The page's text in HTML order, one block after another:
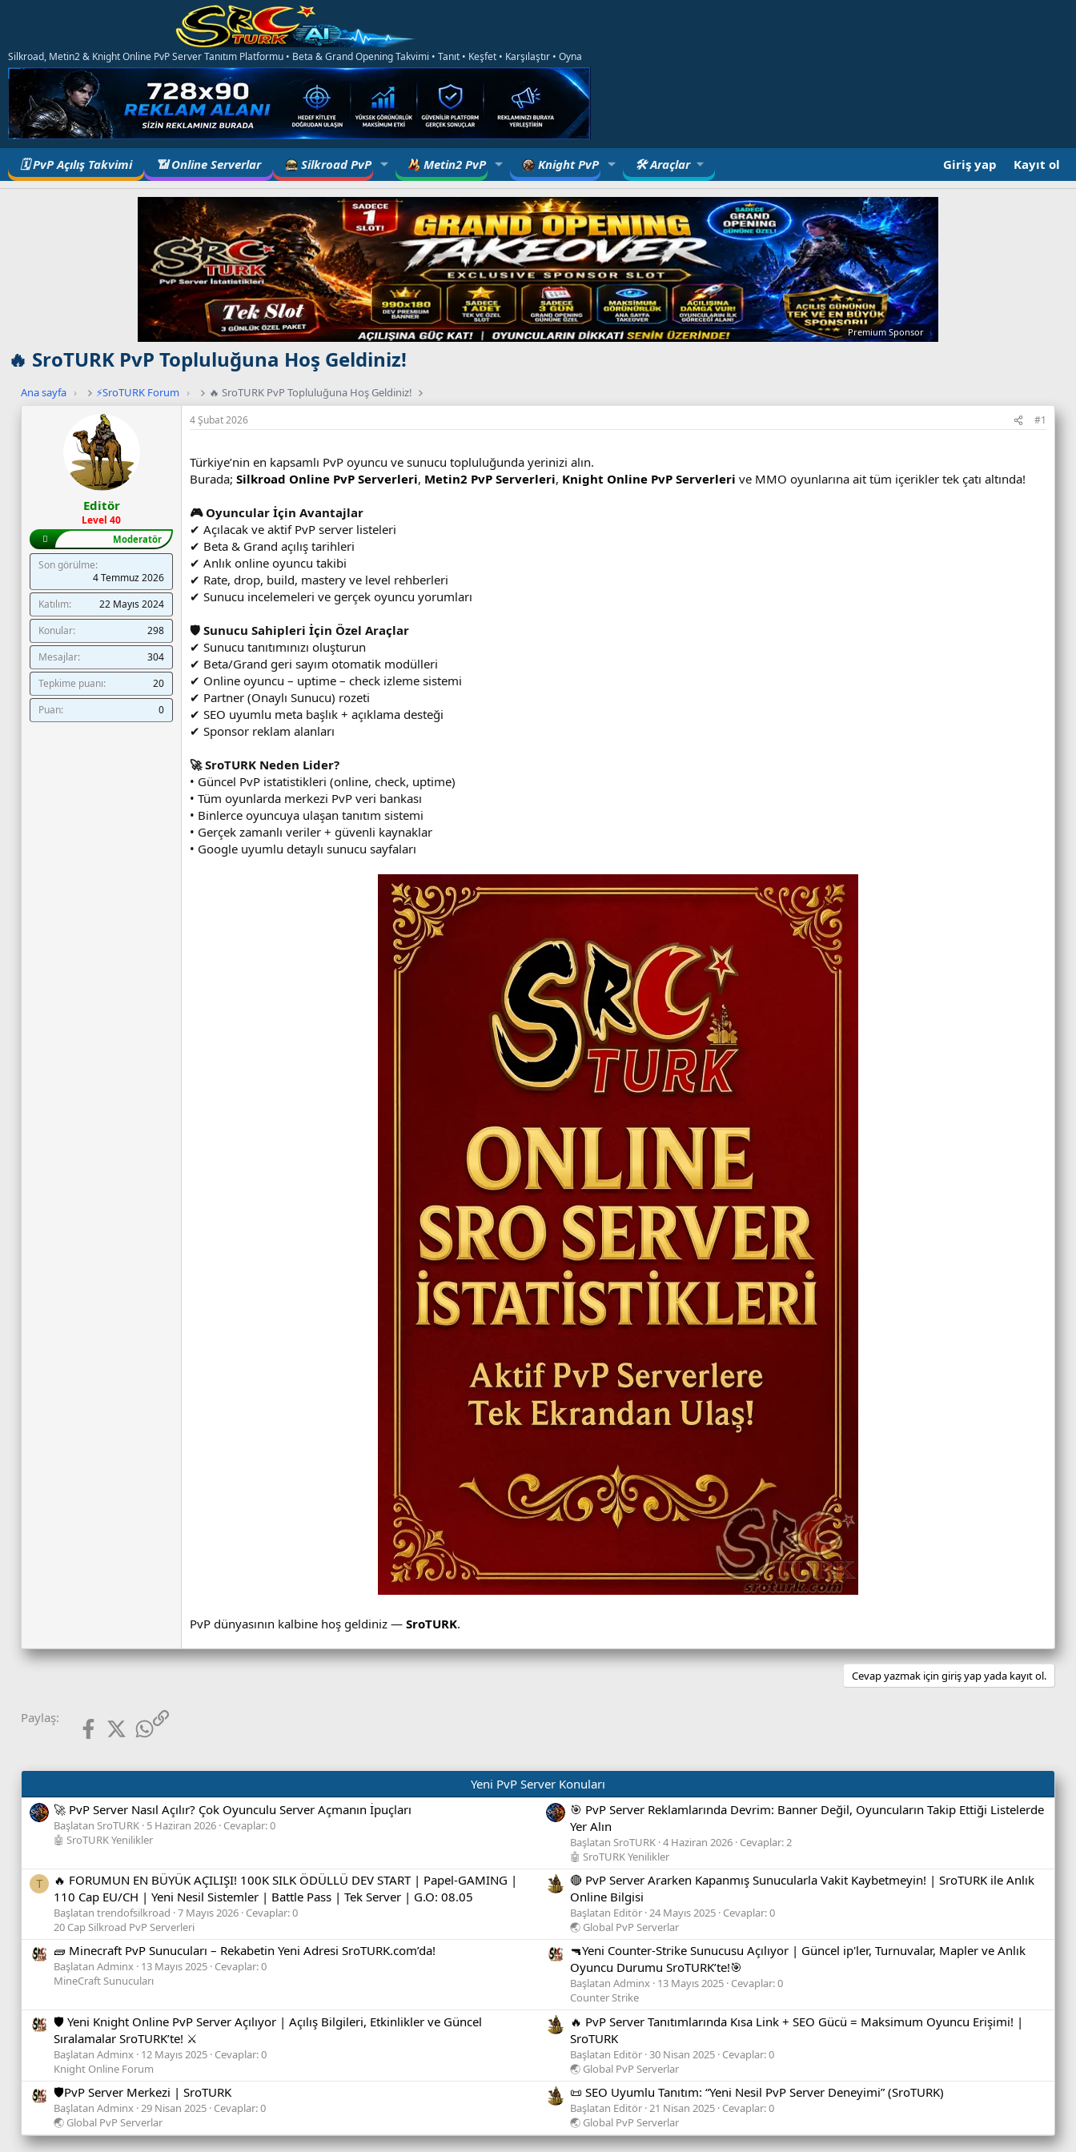
Silkroad, Metin2 & Knight Online PvP Server Tanıtım Platformu • Beta & Grand Opening Takvimi • Tanıt • Keşfet • Karşılaştır • Oyna
🗓️ PvP Açılış Takvimi 📶 Online Serverlar Silkroad PvP Metin2 PvP Knight PvP 🛠 Araçlar Giriş yap Kayıt ol
Premium Sponsor
🔥 SroTURK PvP Topluluğuna Hoş Geldiniz!
Ana sayfa › ⚡SroTURK Forum › 🔥 SroTURK PvP Topluluğuna Hoş Geldiniz!
Editör
Level 40
Moderatör
Son görülme
4 Temmuz 2026
Katılım
22 Mayıs 2024
Konular
298
Mesajlar
304
Tepkime puanı
20
Puan
0
4 Şubat 2026 #1
Türkiye’nin en kapsamlı PvP oyuncu ve sunucu topluluğunda yerinizi alın.
Burada; Silkroad Online PvP Serverleri, Metin2 PvP Serverleri, Knight Online PvP Serverleri ve MMO oyunlarına ait tüm içerikler tek çatı altında!
🎮 Oyuncular İçin Avantajlar
✔ Açılacak ve aktif PvP server listeleri
✔ Beta & Grand açılış tarihleri
✔ Anlık online oyuncu takibi
✔ Rate, drop, build, mastery ve level rehberleri
✔ Sunucu incelemeleri ve gerçek oyuncu yorumları
🛡️ Sunucu Sahipleri İçin Özel Araçlar
✔ Sunucu tanıtımınızı oluşturun
✔ Beta/Grand geri sayım otomatik modülleri
✔ Online oyuncu – uptime – check izleme sistemi
✔ Partner (Onaylı Sunucu) rozeti
✔ SEO uyumlu meta başlık + açıklama desteği
✔ Sponsor reklam alanları
🚀 SroTURK Neden Lider?
• Güncel PvP istatistikleri (online, check, uptime)
• Tüm oyunlarda merkezi PvP veri bankası
• Binlerce oyuncuya ulaşan tanıtım sistemi
• Gerçek zamanlı veriler + güvenli kaynaklar
• Google uyumlu detaylı sunucu sayfaları
PvP dünyasının kalbine hoş geldiniz — SroTURK.
Cevap yazmak için giriş yap yada kayıt ol.
Paylaş: FacebookX (Twitter)WhatsApp
Link
Yeni PvP Server Konuları
🚀 PvP Server Nasıl Açılır? Çok Oyunculu Server Açmanın İpuçları
Başlatan SroTURK 5 Haziran 2026 Cevaplar: 0
🤖 SroTURK Yenilikler
🎯 PvP Server Reklamlarında Devrim: Banner Değil, Oyuncuların Takip Ettiği Listelerde
Yer Alın
Başlatan SroTURK 4 Haziran 2026 Cevaplar: 2
🤖 SroTURK Yenilikler
T
🔥 FORUMUN EN BÜYÜK AÇILIŞI! 100K SILK ÖDÜLLÜ DEV START | Papel-GAMING |
110 Cap EU/CH | Yeni Nesil Sistemler | Battle Pass | Tek Server | G.O: 08.05
Başlatan trendofsilkroad 7 Mayıs 2026 Cevaplar: 0
20 Cap Silkroad PvP Serverleri
🔴 PvP Server Ararken Kapanmış Sunucularla Vakit Kaybetmeyin! | SroTURK ile Anlık
Online Bilgisi
Başlatan Editör 24 Mayıs 2025 Cevaplar: 0
🌏 Global PvP Serverlar
🧱 Minecraft PvP Sunucuları – Rekabetin Yeni Adresi SroTURK.com’da!
Başlatan Adminx 13 Mayıs 2025 Cevaplar: 0
MineCraft Sunucuları
🔫Yeni Counter-Strike Sunucusu Açılıyor | Güncel ip'ler, Turnuvalar, Mapler ve Anlık
Oyuncu Durumu SroTURK’te!🎯
Başlatan Adminx 13 Mayıs 2025 Cevaplar: 0
Counter Strike
🛡️ Yeni Knight Online PvP Server Açılıyor | Açılış Bilgileri, Etkinlikler ve Güncel
Sıralamalar SroTURK’te! ⚔️
Başlatan Adminx 12 Mayıs 2025 Cevaplar: 0
Knight Online Forum
🔥 PvP Server Tanıtımlarında Kısa Link + SEO Gücü = Maksimum Oyuncu Erişimi! |
SroTURK
Başlatan Editör 30 Nisan 2025 Cevaplar: 0
🌏 Global PvP Serverlar
🛡️PvP Server Merkezi | SroTURK
Başlatan Adminx 29 Nisan 2025 Cevaplar: 0
🌏 Global PvP Serverlar
📜 SEO Uyumlu Tanıtım: “Yeni Nesil PvP Server Deneyimi” (SroTURK)
Başlatan Editör 21 Nisan 2025 Cevaplar: 0
🌏 Global PvP Serverlar